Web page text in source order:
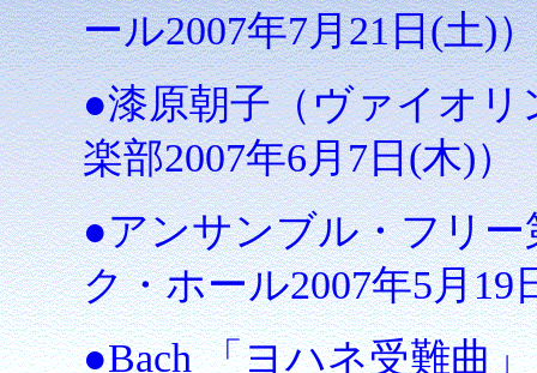
ール2007年7月21日(土)）
●漆原朝子（ヴァイオ
楽部2007年6月7日(木)）
●アンサンブル・フリ
ク・ホール2007年5月19
●Bach 「ヨハネ受難曲